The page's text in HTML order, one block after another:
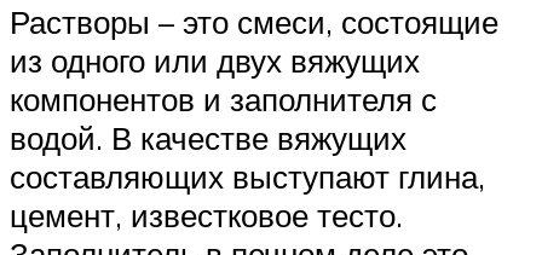
Растворы – это смеси, состоящие
из одного или двух вяжущих
компонентов и заполнителя с
водой. В качестве вяжущих
составляющих выступают глина,
цемент, известковое тесто.